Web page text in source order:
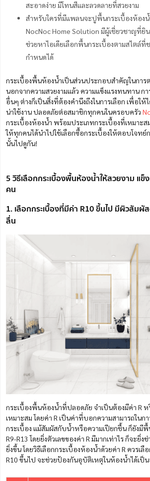
สะอาดง่าย มีโทนสีและลวดลายที่สวยงาม
สำหรับใครที่มีแพลนจะปูพื้นกระเบื้องห้องน้
NocNoc Home Solution มีผู้เชี่ยวชาญที่ยิ
ช่วยหาไอเดียเลือกพื้นกระเบื้องตามสไตล์
กำหนดได้
กระเบื้องพื้นห้องน้ำเป็นส่วนประกอบสำคัญในการ
นอกจากความสวยงามแล้ว ความแข็งแรงทนทาน ก
อื่นๆ ต่างก็เป็นสิ่งที่ต้องคำนึงถึงในการเลือก เพื่อใ
น่าใช้งาน ปลอดภัยต่อสมาชิกทุกคนในครอบครัว
กระเบื้องห้องน้ำ พร้อมประเภทกระเบื้องที่เหมาะส
ให้ทุกคนได้นำไปใช้เลือกซื้อกระเบื้องให้ตอบโจทย์
นั้นไปดูกัน!
5 วิธีเลือกกระเบื้องพื้นห้องน้ำให้สวยงาม แ
คน
1. เลือกกระเบื้องที่มีค่า R10 ขึ้นไป มีผิวสัม
ลื่น
กระเบื้องพื้นห้องน้ำที่ปลอดภัย จำเป็นต้องมีค่า R ห
เหมาะสม โดยค่า R เป็นค่าที่บอกความสามารถในก
กระเบื้อง แม้สัมผัสกับน้ำหรือความเปียกชื้น ก็ยังมี
R9-R13 โดยยิ่งตัวเลขของค่า R มีมากเท่าไร ก็จะยิ่
ยิ่งขึ้น โดยวิธีเลือกกระเบื้องห้องน้ำด้วยค่า R ควรเ
R10 ขึ้นไป จะช่วยป้องกันอุบัติเหตุในห้องน้ำได้เป็น